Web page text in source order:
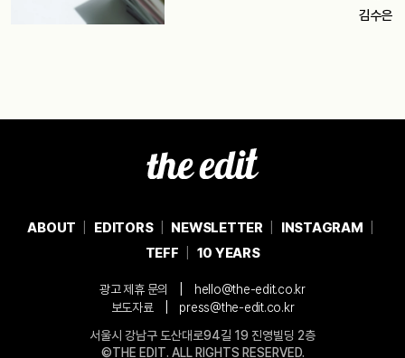
김수은
ABOUT EDITORS NEWSLETTER
INSTAGRAM
TEFF
10 YEARS
광고 제휴 문의
hello@the-edit.co.kr
보도자료
press@the-edit.co.kr
서울시 강남구 도산대로94길 19 진영빌딩 2층
©THE EDIT. ALL RIGHTS RESERVED.